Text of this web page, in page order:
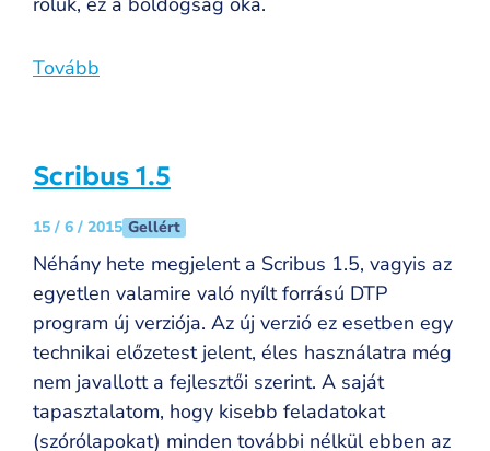
Tovább
Scribus 1.5
15 / 6 / 2015 Gellért
Néhány hete megjelent a Scribus 1.5, vagyis az
egyetlen valamire való nyílt forrású DTP
program új verziója. Az új verzió ez esetben egy
technikai előzetest jelent, éles használatra még
nem javallott a fejlesztői szerint. A saját
tapasztalatom, hogy kisebb feladatokat
(szórólapokat) minden további nélkül ebben az